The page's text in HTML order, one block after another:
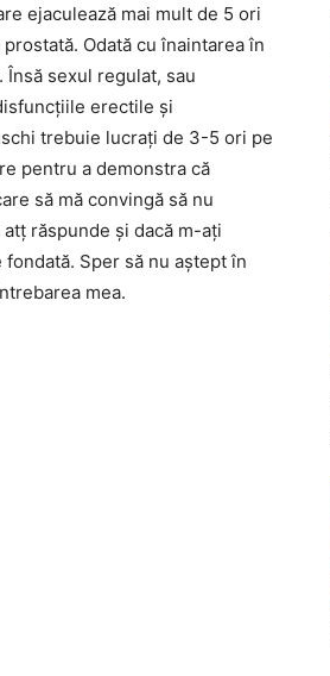
ejaculează mai mult de 5 ori
Odată cu înaintarea în
sexul regulat, sau
erectile și
trebuie lucrați de 3-5 ori pe
pentru a demonstra că
să mă convingă să nu
răspunde și dacă m-ați
Sper să nu aștept în
mea.